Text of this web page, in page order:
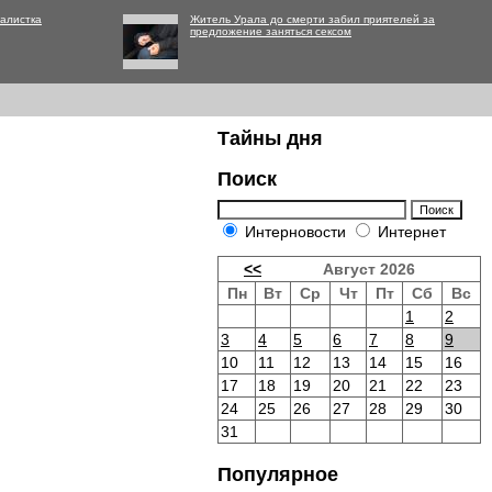
Житель Урала до смерти забил приятелей за
предложение заняться сексом
Тайны дня
Поиск
Интерновости Интернет
<<
Август 2026
Пн
Вт Ср Чт Пт Сб
Вс
1
2
3
4 5 6 7 8
9
10
11 12 13 14 15
16
17
18 19 20 21 22
23
24
25 26 27 28 29
30
31
Популярное